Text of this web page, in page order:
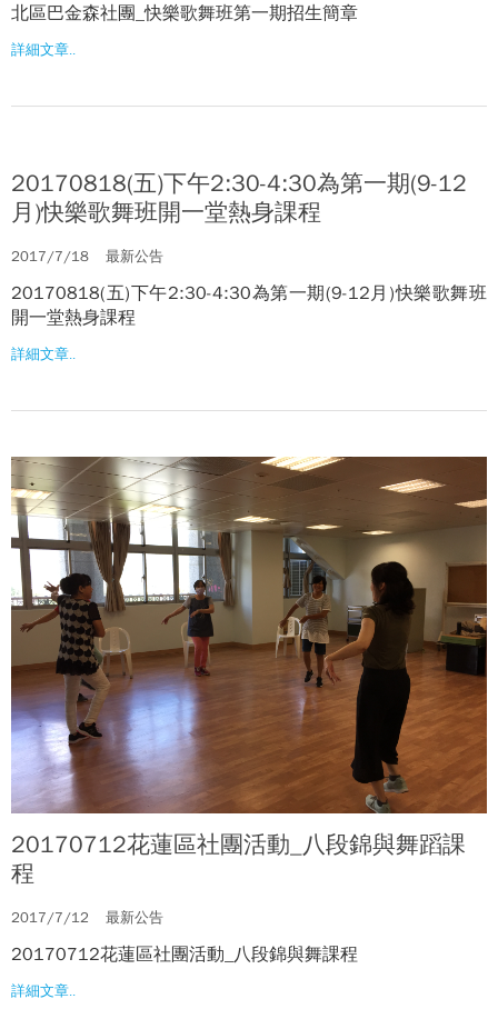
北區巴金森社團_快樂歌舞班第一期招生簡章
詳細文章..
20170818(五)下午2:30-4:30為第一期(9-12
月)快樂歌舞班開一堂熱身課程
2017/7/18 最新公告
20170818(五)下午2:30-4:30為第一期(9-12月)快樂歌舞班
開一堂熱身課程
詳細文章..
20170712花蓮區社團活動_八段錦與舞蹈課
程
2017/7/12 最新公告
20170712花蓮區社團活動_八段錦與舞課程
詳細文章..